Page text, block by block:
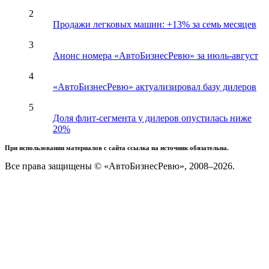
2
Продажи легковых машин: +13% за семь месяцев
3
Анонс номера «АвтоБизнесРевю» за июль-август
4
«АвтоБизнесРевю» актуализировал базу дилеров
5
Доля флит-сегмента у дилеров опустилась ниже
20%
При использовании материалов с сайта ссылка на источник обязательна.
Все права защищены © «АвтоБизнесРевю», 2008–2026.